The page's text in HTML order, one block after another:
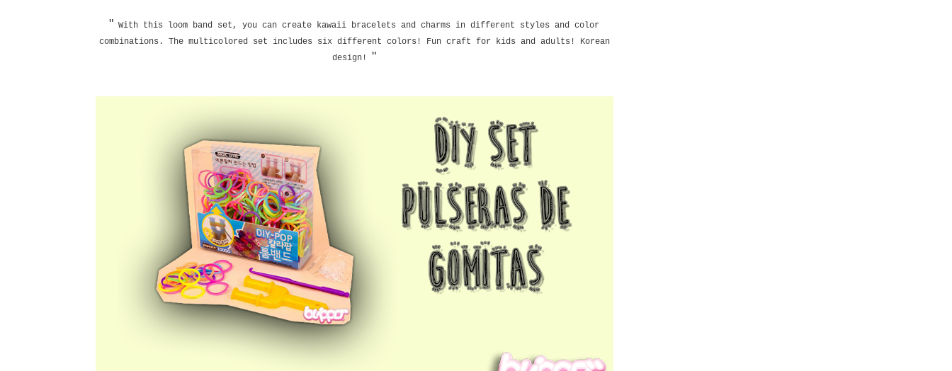
" With this loom band set, you can create kawaii bracelets and charms in different styles and color
combinations. The multicolored set includes six different colors! Fun craft for kids and adults! Korean
design! "